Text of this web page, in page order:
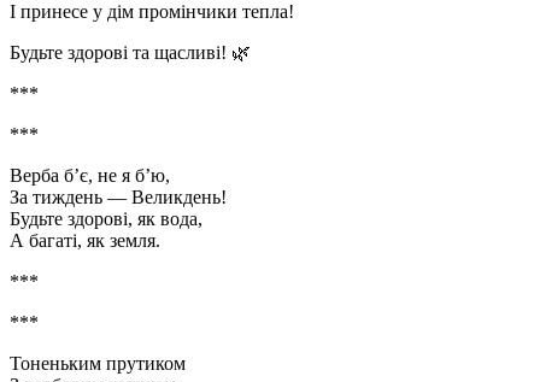
І принесе у дім промінчики тепла!
Будьте здорові та щасливі! 🌿
***
***
Верба б’є, не я б’ю,
За тиждень — Великдень!
Будьте здорові, як вода,
А багаті, як земля.
***
***
Тоненьким прутиком